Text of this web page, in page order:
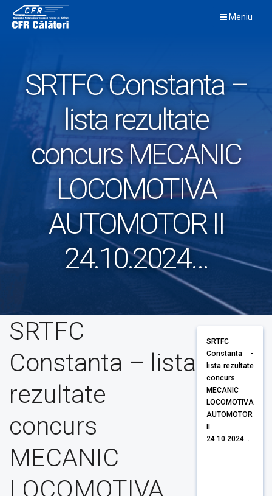
content
Meniu
SRTFC Constanta –
lista rezultate
concurs MECANIC
LOCOMOTIVA
AUTOMOTOR II
24.10.2024…
SRTFC
Constanta – lista
rezultate
concurs
MECANIC
LOCOMOTIVA
SRTFC
Constanta -
lista rezultate
concurs
MECANIC
LOCOMOTIVA
AUTOMOTOR
24.10.2024...